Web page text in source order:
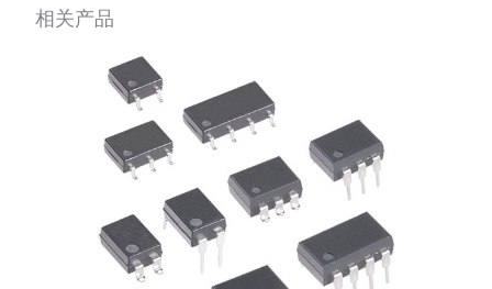
相关产品